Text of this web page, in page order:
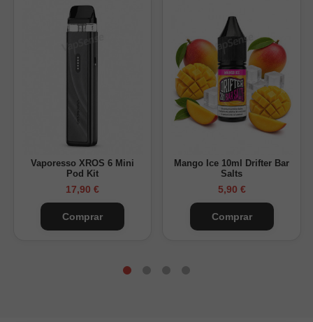
¿Cuánta nicotina tendrá tu Longfill 30ml?
Nicokits 20mg/ml + Base Nicotina final (mg/ml)
Solo base (0mg) 0 mg/ml
6 mg/ml
13 mg/ml
Nicokits 20mg/ml Nicotina final (mg/ml)
Solo base (0mg) 0 mg/ml
2 nicokits + Base
Vaporesso XROS 6 Mini
Pod Kit
17,90 €
Comprar
Mango Ice 10ml Drifter Bar
Salts
5,90 €
Comprar